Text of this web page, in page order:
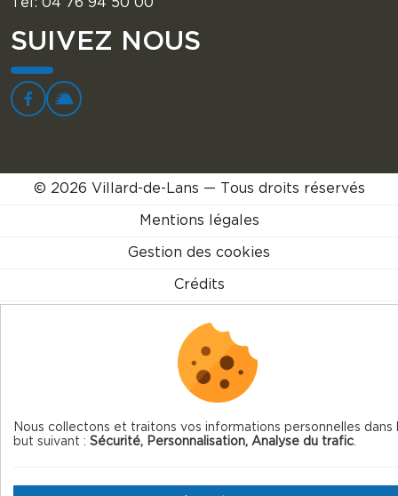
SUIVEZ NOUS
© 2026 Villard-de-Lans — Tous droits réservés
Mentions légales
Gestion des cookies
Crédits
Fait en France par
Nous collectons et traitons vos informations personnelles dans
but suivant : Sécurité, Personnalisation, Analyse du trafic.